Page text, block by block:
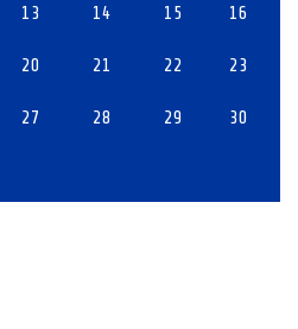
13 14 15 16
20 21 22 23
27 28 29 30